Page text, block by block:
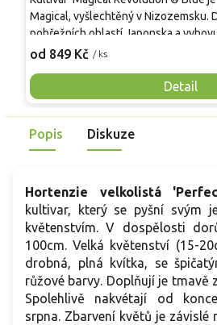
od 849 Kč / ks
Detail
Magical, vyšlechtěný v Nizozemsku.
pobřežních oblastí Japonska a
rovnoměrně vlhká půda. Keř je hustě
tmavě zelené. Od července do září
10–15 cm. V kyselé půdě se květy
zrání přecházejí do limetkově
Uplatní se jako solitéra i ve skupině,
kapradinami, květy jsou vhodné i k
Popis Diskuze
Hortenzie velkolistá
kultivar, který se pyšní svým
květenstvím. V dospělosti
100cm. Velká květenství (15-
drobná, plná kvítka, se
růžové barvy. Doplňují je tmavě
Spolehlivě nakvétají od
srpna. Zbarvení květů je závislé